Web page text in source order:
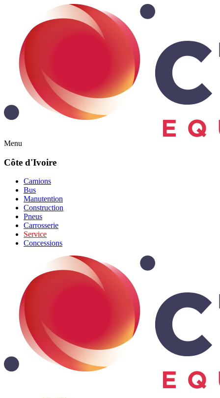
Menu
Côte d'Ivoire
Camions
Bus
Manutention
Construction
Pneus
Carrosserie
Service
Concessions